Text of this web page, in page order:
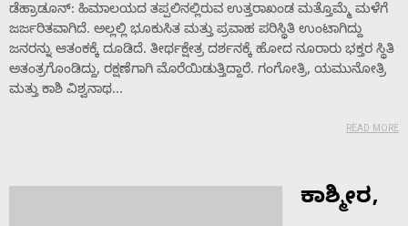
ಡೆಹ್ರಾಡೂನ್: ಹಿಮಾಲಯದ ತಪ್ಪಲಿನಲ್ಲಿರುವ ಉತ್ತರಾಖಂಡ ಮತ್ತೊಮ್ಮೆ ಮಳೆಗೆ
ಜರ್ಜರಿತವಾಗಿದೆ. ಅಲ್ಲಲ್ಲಿ ಭೂಕುಸಿತ ಮತ್ತು ಪ್ರವಾಹ ಪರಿಸ್ಥಿತಿ ಉಂಟಾಗಿದ್ದು
ಜನರನ್ನು ಆತಂಕಕ್ಕೆ ದೂಡಿದೆ. ತೀರ್ಥಕ್ಷೇತ್ರ ದರ್ಶನಕ್ಕೆ ಹೋದ ನೂರಾರು ಭಕ್ತರ ಸ್ಥಿತಿ
ಅತಂತ್ರಗೊಂಡಿದ್ದು, ರಕ್ಷಣೆಗಾಗಿ ಮೊರೆಯಿಡುತ್ತಿದ್ದಾರೆ. ಗಂಗೋತ್ರಿ, ಯಮುನೋತ್ರಿ
ಮತ್ತು ಕಾಶಿ ವಿಶ್ವನಾಥ...
READ MORE
ಕಾಶ್ಮೀರ,